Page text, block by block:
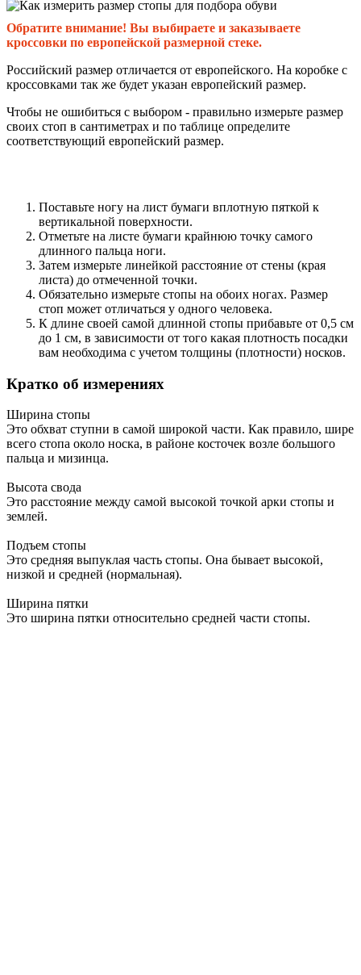
Обратите внимание! Вы выбираете и заказываете
кроссовки по европейской размерной стеке.
Российский размер отличается от европейского. На коробке с
кроссовками так же будет указан европейский размер.
Чтобы не ошибиться с выбором - правильно измерьте размер
своих стоп в сантиметрах и по таблице определите
соответствующий европейский размер.
Поставьте ногу на лист бумаги вплотную пяткой к
вертикальной поверхности.
Отметьте на листе бумаги крайнюю точку самого
длинного пальца ноги.
Затем измерьте линейкой расстояние от стены (края
листа) до отмеченной точки.
Обязательно измерьте стопы на обоих ногах. Размер
стоп может отличаться у одного человека.
К длине своей самой длинной стопы прибавьте от 0,5 см
до 1 см, в зависимости от того какая плотность посадки
вам необходима с учетом толщины (плотности) носков.
Кратко об измерениях
Ширина стопы
Это обхват ступни в самой широкой части. Как правило, шире
всего стопа около носка, в районе косточек возле большого
пальца и мизинца.
Высота свода
Это расстояние между самой высокой точкой арки стопы и
землей.
Подъем стопы
Это средняя выпуклая часть стопы. Она бывает высокой,
низкой и средней (нормальная).
Ширина пятки
Это ширина пятки относительно средней части стопы.